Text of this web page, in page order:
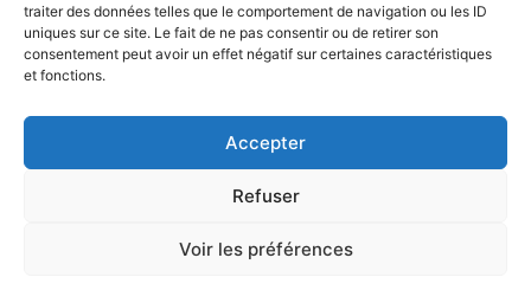
traiter des données telles que le comportement de navigation ou les ID
uniques sur ce site. Le fait de ne pas consentir ou de retirer son
consentement peut avoir un effet négatif sur certaines caractéristiques
et fonctions.
Accepter
Refuser
Voir les préférences
Mentions légales
Plan du site
Confidentialité